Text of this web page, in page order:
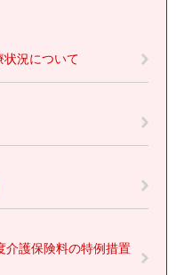
状況について
介護保険料の特例措置